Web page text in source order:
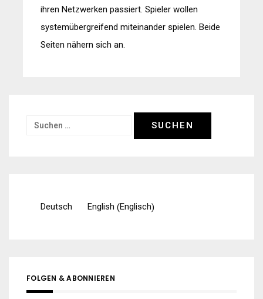
ihren Netzwerken passiert. Spieler wollen
systemübergreifend miteinander spielen. Beide
Seiten nähern sich an.
Suchen
Deutsch English (Englisch)
FOLGEN & ABONNIEREN